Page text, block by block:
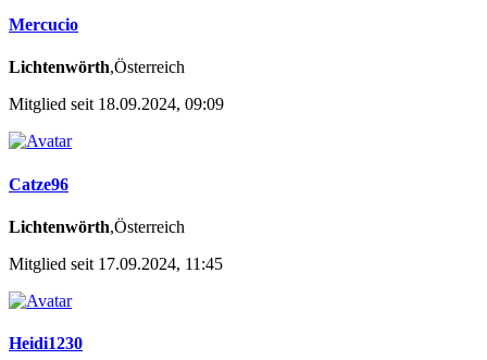
Mercucio
Lichtenwörth,Österreich
Mitglied seit 18.09.2024, 09:09
Catze96
Lichtenwörth,Österreich
Mitglied seit 17.09.2024, 11:45
Heidi1230